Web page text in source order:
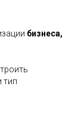
бизнеса,
тип